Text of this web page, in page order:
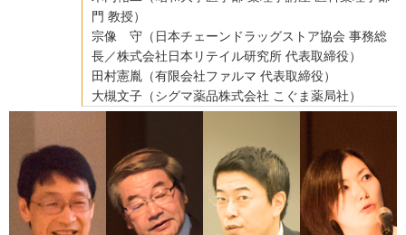
門 教授）
宗像 守（日本チェーンドラッグストア協会 事務総
長／株式会社日本リテイル研究所 代表取締役）
田村憲胤（有限会社ファルマ 代表取締役）
大槻文子（シグマ薬品株式会社 こぐま薬局社）